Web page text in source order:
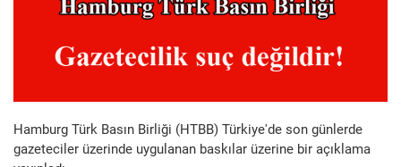
Hamburg Türk Basın Birliği (HTBB) Türkiye'de son günlerde
gazeteciler üzerinde uygulanan baskılar üzerine bir açıklama